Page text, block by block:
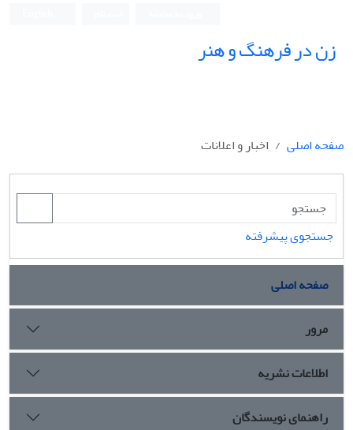
زن در فرهنگ و هنر
صفحه اصلی اخبار و اعلانات
جستجوی پیشرفته
صفحه اصلی
مرور
اطلاعات نشریه
راهنمای نویسندگان